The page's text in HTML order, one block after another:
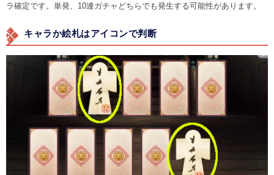
ラ確定です。単発、10連ガチャどちらでも発生する可能性があります。
キャラか絵札はアイコンで判断